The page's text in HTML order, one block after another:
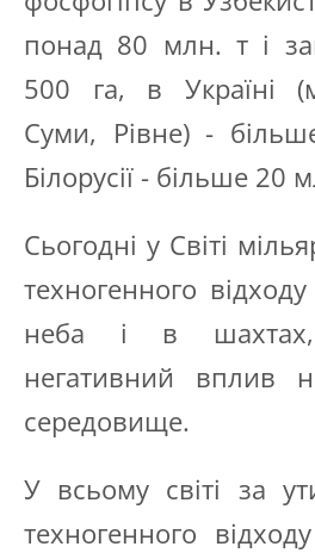
понад 80 млн. т і
500 га, в Україні
Суми, Рівне) -
Білорусії - більше 20
Сьогодні у Світі
техногенного
неба і в шахтах,
негативний вплив
середовище.
У всьому світі за
техногенного